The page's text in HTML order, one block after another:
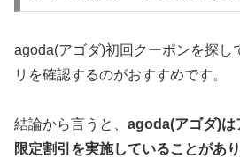
agoda(アゴダ)初回クーポンを探し
リを確認するのがおすすめです。
結論から言うと、 agoda(アゴダ)は
限定割引を実施していることがあり